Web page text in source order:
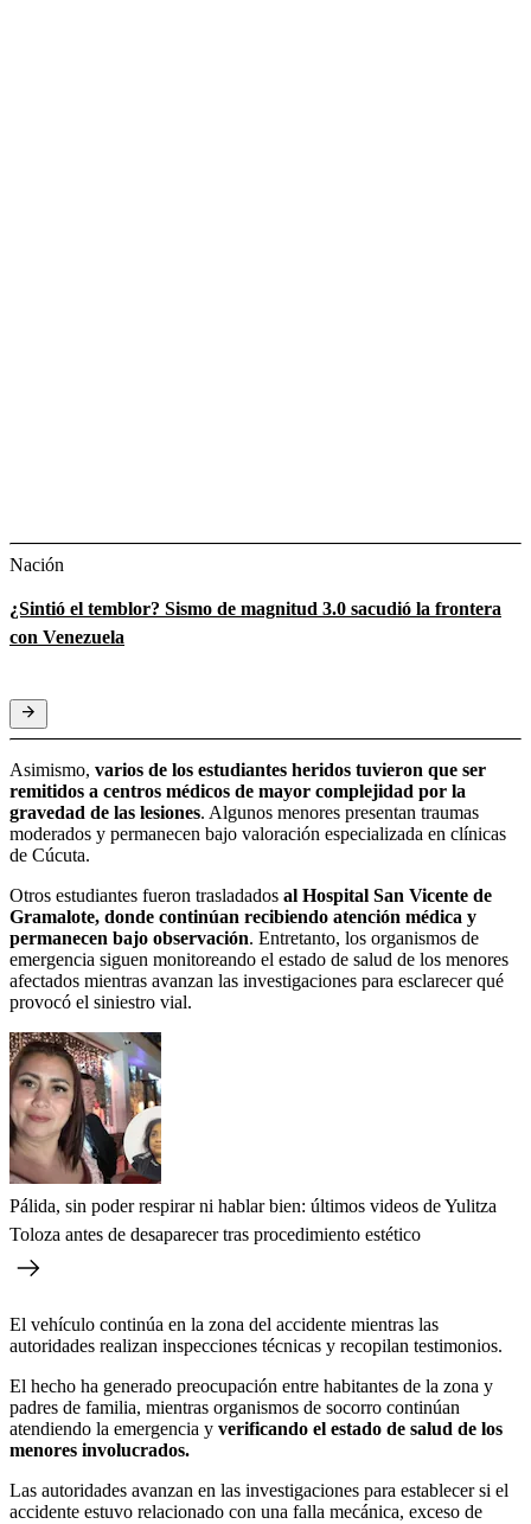
Nación
¿Sintió el temblor? Sismo de magnitud 3.0 sacudió la frontera
con Venezuela
Asimismo, varios de los estudiantes heridos tuvieron que ser
remitidos a centros médicos de mayor complejidad por la
gravedad de las lesiones. Algunos menores presentan traumas
moderados y permanecen bajo valoración especializada en clínicas
de Cúcuta.
Otros estudiantes fueron trasladados al Hospital San Vicente de
Gramalote, donde continúan recibiendo atención médica y
permanecen bajo observación. Entretanto, los organismos de
emergencia siguen monitoreando el estado de salud de los menores
afectados mientras avanzan las investigaciones para esclarecer qué
provocó el siniestro vial.
Pálida, sin poder respirar ni hablar bien: últimos videos de Yulitza
Toloza antes de desaparecer tras procedimiento estético
El vehículo continúa en la zona del accidente mientras las
autoridades realizan inspecciones técnicas y recopilan testimonios.
El hecho ha generado preocupación entre habitantes de la zona y
padres de familia, mientras organismos de socorro continúan
atendiendo la emergencia y verificando el estado de salud de los
menores involucrados.
Las autoridades avanzan en las investigaciones para establecer si el
accidente estuvo relacionado con una falla mecánica, exceso de